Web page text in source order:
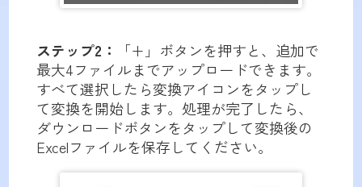
ステップ2：
「+」ボタンを押すと、追加で
最大4ファイルまでアップロードできます。
すべて選択したら変換アイコンをタップし
て変換を開始します。処理が完了したら、
ダウンロードボタンをタップして変換後の
Excelファイルを保存してください。